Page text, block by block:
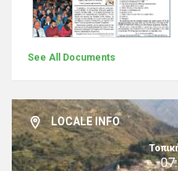
See All Documents
LOCALE INFO